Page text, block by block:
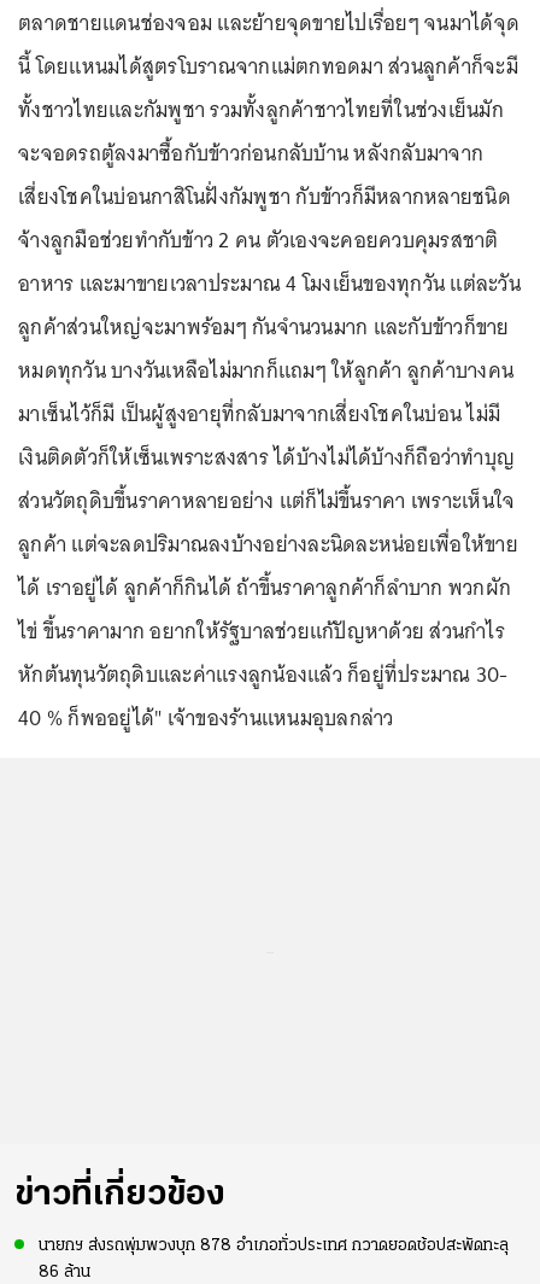
ตลาดชายแดนช่องจอม และย้ายจุดขายไปเรื่อยๆ จนมาได้จุด
นี้ โดยแหนมได้สูตรโบราณจากแม่ตกทอดมา ส่วนลูกค้าก็จะมี
ทั้งชาวไทยและกัมพูชา รวมทั้งลูกค้าชาวไทยที่ในช่วงเย็นมัก
จะจอดรถตู้ลงมาซื้อกับข้าวก่อนกลับบ้าน หลังกลับมาจาก
เสี่ยงโชคในบ่อนกาสิโนฝั่งกัมพูชา กับข้าวก็มีหลากหลายชนิด
จ้างลูกมือช่วยทำกับข้าว 2 คน ตัวเองจะคอยควบคุมรสชาติ
อาหาร และมาขายเวลาประมาณ 4 โมงเย็นของทุกวัน แต่ละวัน
ลูกค้าส่วนใหญ่จะมาพร้อมๆ กันจำนวนมาก และกับข้าวก็ขาย
หมดทุกวัน บางวันเหลือไม่มากก็แถมๆ ให้ลูกค้า ลูกค้าบางคน
มาเซ็นไว้ก็มี เป็นผู้สูงอายุที่กลับมาจากเสี่ยงโชคในบ่อน ไม่มี
เงินติดตัวก็ให้เซ็นเพราะสงสาร ได้บ้างไม่ได้บ้างก็ถือว่าทำบุญ
ส่วนวัตถุดิบขึ้นราคาหลายอย่าง แต่ก็ไม่ขึ้นราคา เพราะเห็นใจ
ลูกค้า แต่จะลดปริมาณลงบ้างอย่างละนิดละหน่อยเพื่อให้ขาย
ได้ เราอยู่ได้ ลูกค้าก็กินได้ ถ้าขึ้นราคาลูกค้าก็ลำบาก พวกผัก
ไข่ ขึ้นราคามาก อยากให้รัฐบาลช่วยแก้ปัญหาด้วย ส่วนกำไร
หักต้นทุนวัตถุดิบและค่าแรงลูกน้องแล้ว ก็อยู่ที่ประมาณ 30-
40 % ก็พออยู่ได้" เจ้าของร้านแหนมอุบลกล่าว
ข่าวที่เกี่ยวข้อง
นายกฯ ส่งรถพุ่มพวงบุก 878 อำเภอทั่วประเทศ กวาดยอดช้อปสะพัดทะลุ
86 ล้าน